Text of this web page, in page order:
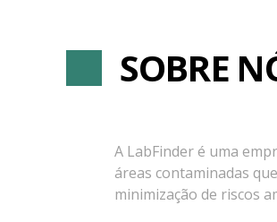
SOBRE
A LabFinder é uma
áreas contaminadas
minimização de riscos